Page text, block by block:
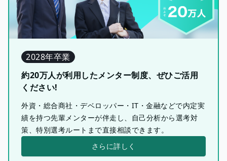
2028年卒業
約20万人が利用したメンター制度、ぜひご活用
ください!
外資・総合商社・デベロッパー・IT・金融などで内定実
績を持つ先輩メンターが伴走し、自己分析から選考対
策、特別選考ルートまで直接相談できます。
さらに詳しく